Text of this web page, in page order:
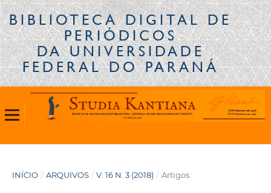
Legislação
Canais
BIBLIOTECA DIGITALDE
PERIÓDICOS
DA UNIVERSIDADE
FEDERAL DO PARANÁ
INÍCIO / ARQUIVOS / V. 16 N. 3 (2018) / Artigos